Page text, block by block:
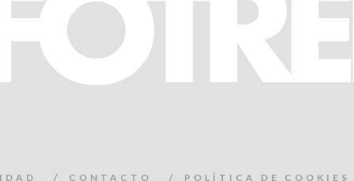
CONTACTO POLÍTICA DE COOKIES